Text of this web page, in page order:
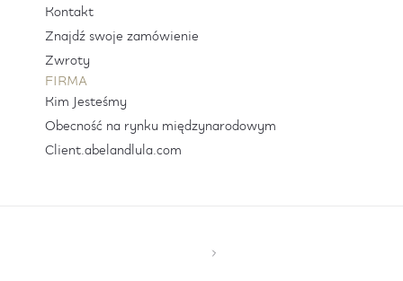
Kontakt
Znajdź swoje zamówienie
Zwroty
FIRMA
Kim Jesteśmy
Obecność na rynku międzynarodowym
Client.abelandlula.com